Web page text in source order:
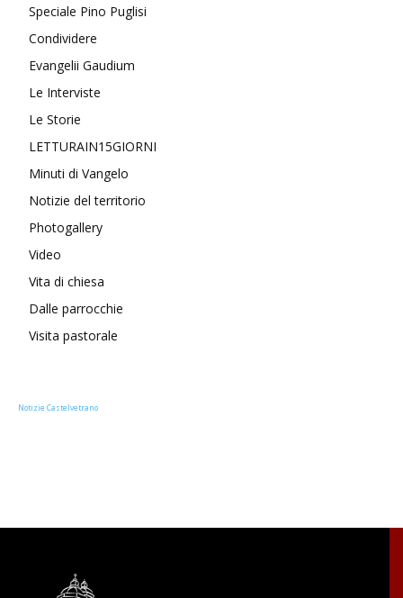
Speciale Pino Puglisi
Condividere
Evangelii Gaudium
Le Interviste
Le Storie
LETTURAIN15GIORNI
Minuti di Vangelo
Notizie del territorio
Photogallery
Video
Vita di chiesa
Dalle parrocchie
Visita pastorale
Notizie Castelvetrano